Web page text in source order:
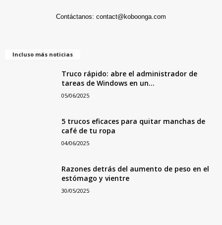
Contáctanos: contact@koboonga.com
Incluso más noticias
Truco rápido: abre el administrador de
tareas de Windows en un...
05/06/2025
5 trucos eficaces para quitar manchas de
café de tu ropa
04/06/2025
Razones detrás del aumento de peso en el
estómago y vientre
30/05/2025